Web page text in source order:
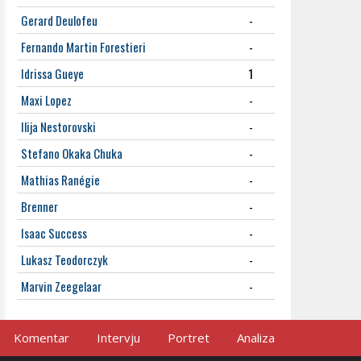
Gerard Deulofeu
-
Fernando Martin Forestieri
-
Idrissa Gueye
1
Maxi Lopez
-
Ilija Nestorovski
-
Stefano Okaka Chuka
-
Mathias Ranégie
-
Brenner
-
Isaac Success
-
Lukasz Teodorczyk
-
Marvin Zeegelaar
-
Komentar Intervju Portret Analiza